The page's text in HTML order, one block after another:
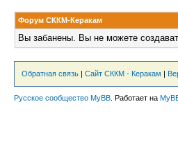
Форум СККМ-Керакам
Вы забанены. Вы не можете
Обратная связь | Сайт СККМ - Керакам |
Русское сообщество MyBB . Работает на